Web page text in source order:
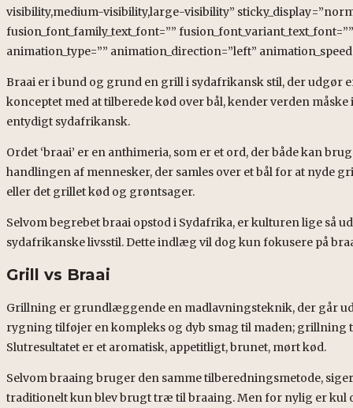
visibility,medium-visibility,large-visibility”
fusion_font_family_text_font=””
animation_type=”” animation_direction=”left”
Braai er i bund og grund en grill i sydafrikansk stil, der udgør
konceptet med at tilberede kød over bål, kender verden
entydigt sydafrikansk.
Ordet ‘braai’ er en anthimeria, som er et ord, der både kan
handlingen af ​​mennesker, der samles over et bål for at nyde
eller det grillet kød og grøntsager.
Selvom begrebet braai opstod i Sydafrika, er kulturen lige så
sydafrikanske livsstil. Dette indlæg vil dog kun fokusere på
Grill vs Braai
Grillning er grundlæggende en madlavningsteknik, der går
rygning tilføjer en kompleks og dyb smag til maden;
Slutresultatet er et aromatisk, appetitligt, brunet, mørt kød.
Selvom braaing bruger den samme tilberedningsmetode,
traditionelt kun blev brugt træ til braaing. Men for nylig er kul